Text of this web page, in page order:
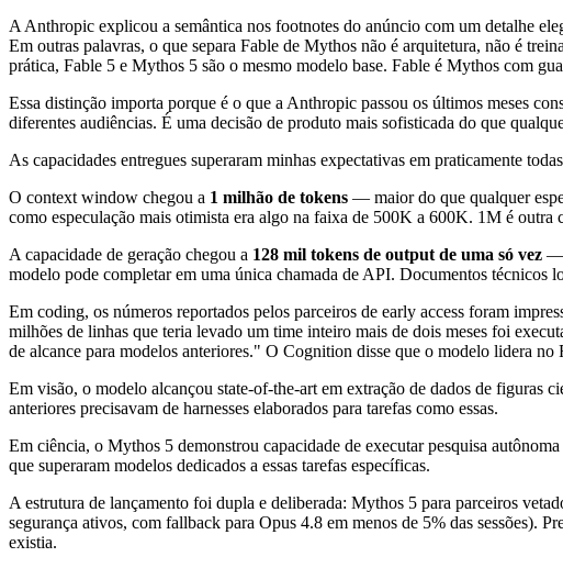
A Anthropic explicou a semântica nos footnotes do anúncio com um detalhe
Em outras palavras, o que separa Fable de Mythos não é arquitetura, não é
prática, Fable 5 e Mythos 5 são o mesmo modelo base. Fable é Mythos com
Essa distinção importa porque é o que a Anthropic passou os últimos meses
diferentes audiências. É uma decisão de produto mais sofisticada do que
As capacidades entregues superaram minhas expectativas em praticamente
O context window chegou a 1 milhão de tokens — maior do que qualquer
como especulação mais otimista era algo na faixa de 500K a 600K. 1M é outra
A capacidade de geração chegou a 128 mil tokens de output de uma só vez —
modelo pode completar em uma única chamada de API. Documentos técnicos
Em coding, os números reportados pelos parceiros de early access foram
milhões de linhas que teria levado um time inteiro mais de dois meses foi
de alcance para modelos anteriores." O Cognition disse que o modelo lidera
Em visão, o modelo alcançou state-of-the-art em extração de dados de figuras
anteriores precisavam de harnesses elaborados para tarefas como essas.
Em ciência, o Mythos 5 demonstrou capacidade de executar pesquisa
que superaram modelos dedicados a essas tarefas específicas.
A estrutura de lançamento foi dupla e deliberada: Mythos 5 para parceiros
segurança ativos, com fallback para Opus 4.8 em menos de 5% das
existia.